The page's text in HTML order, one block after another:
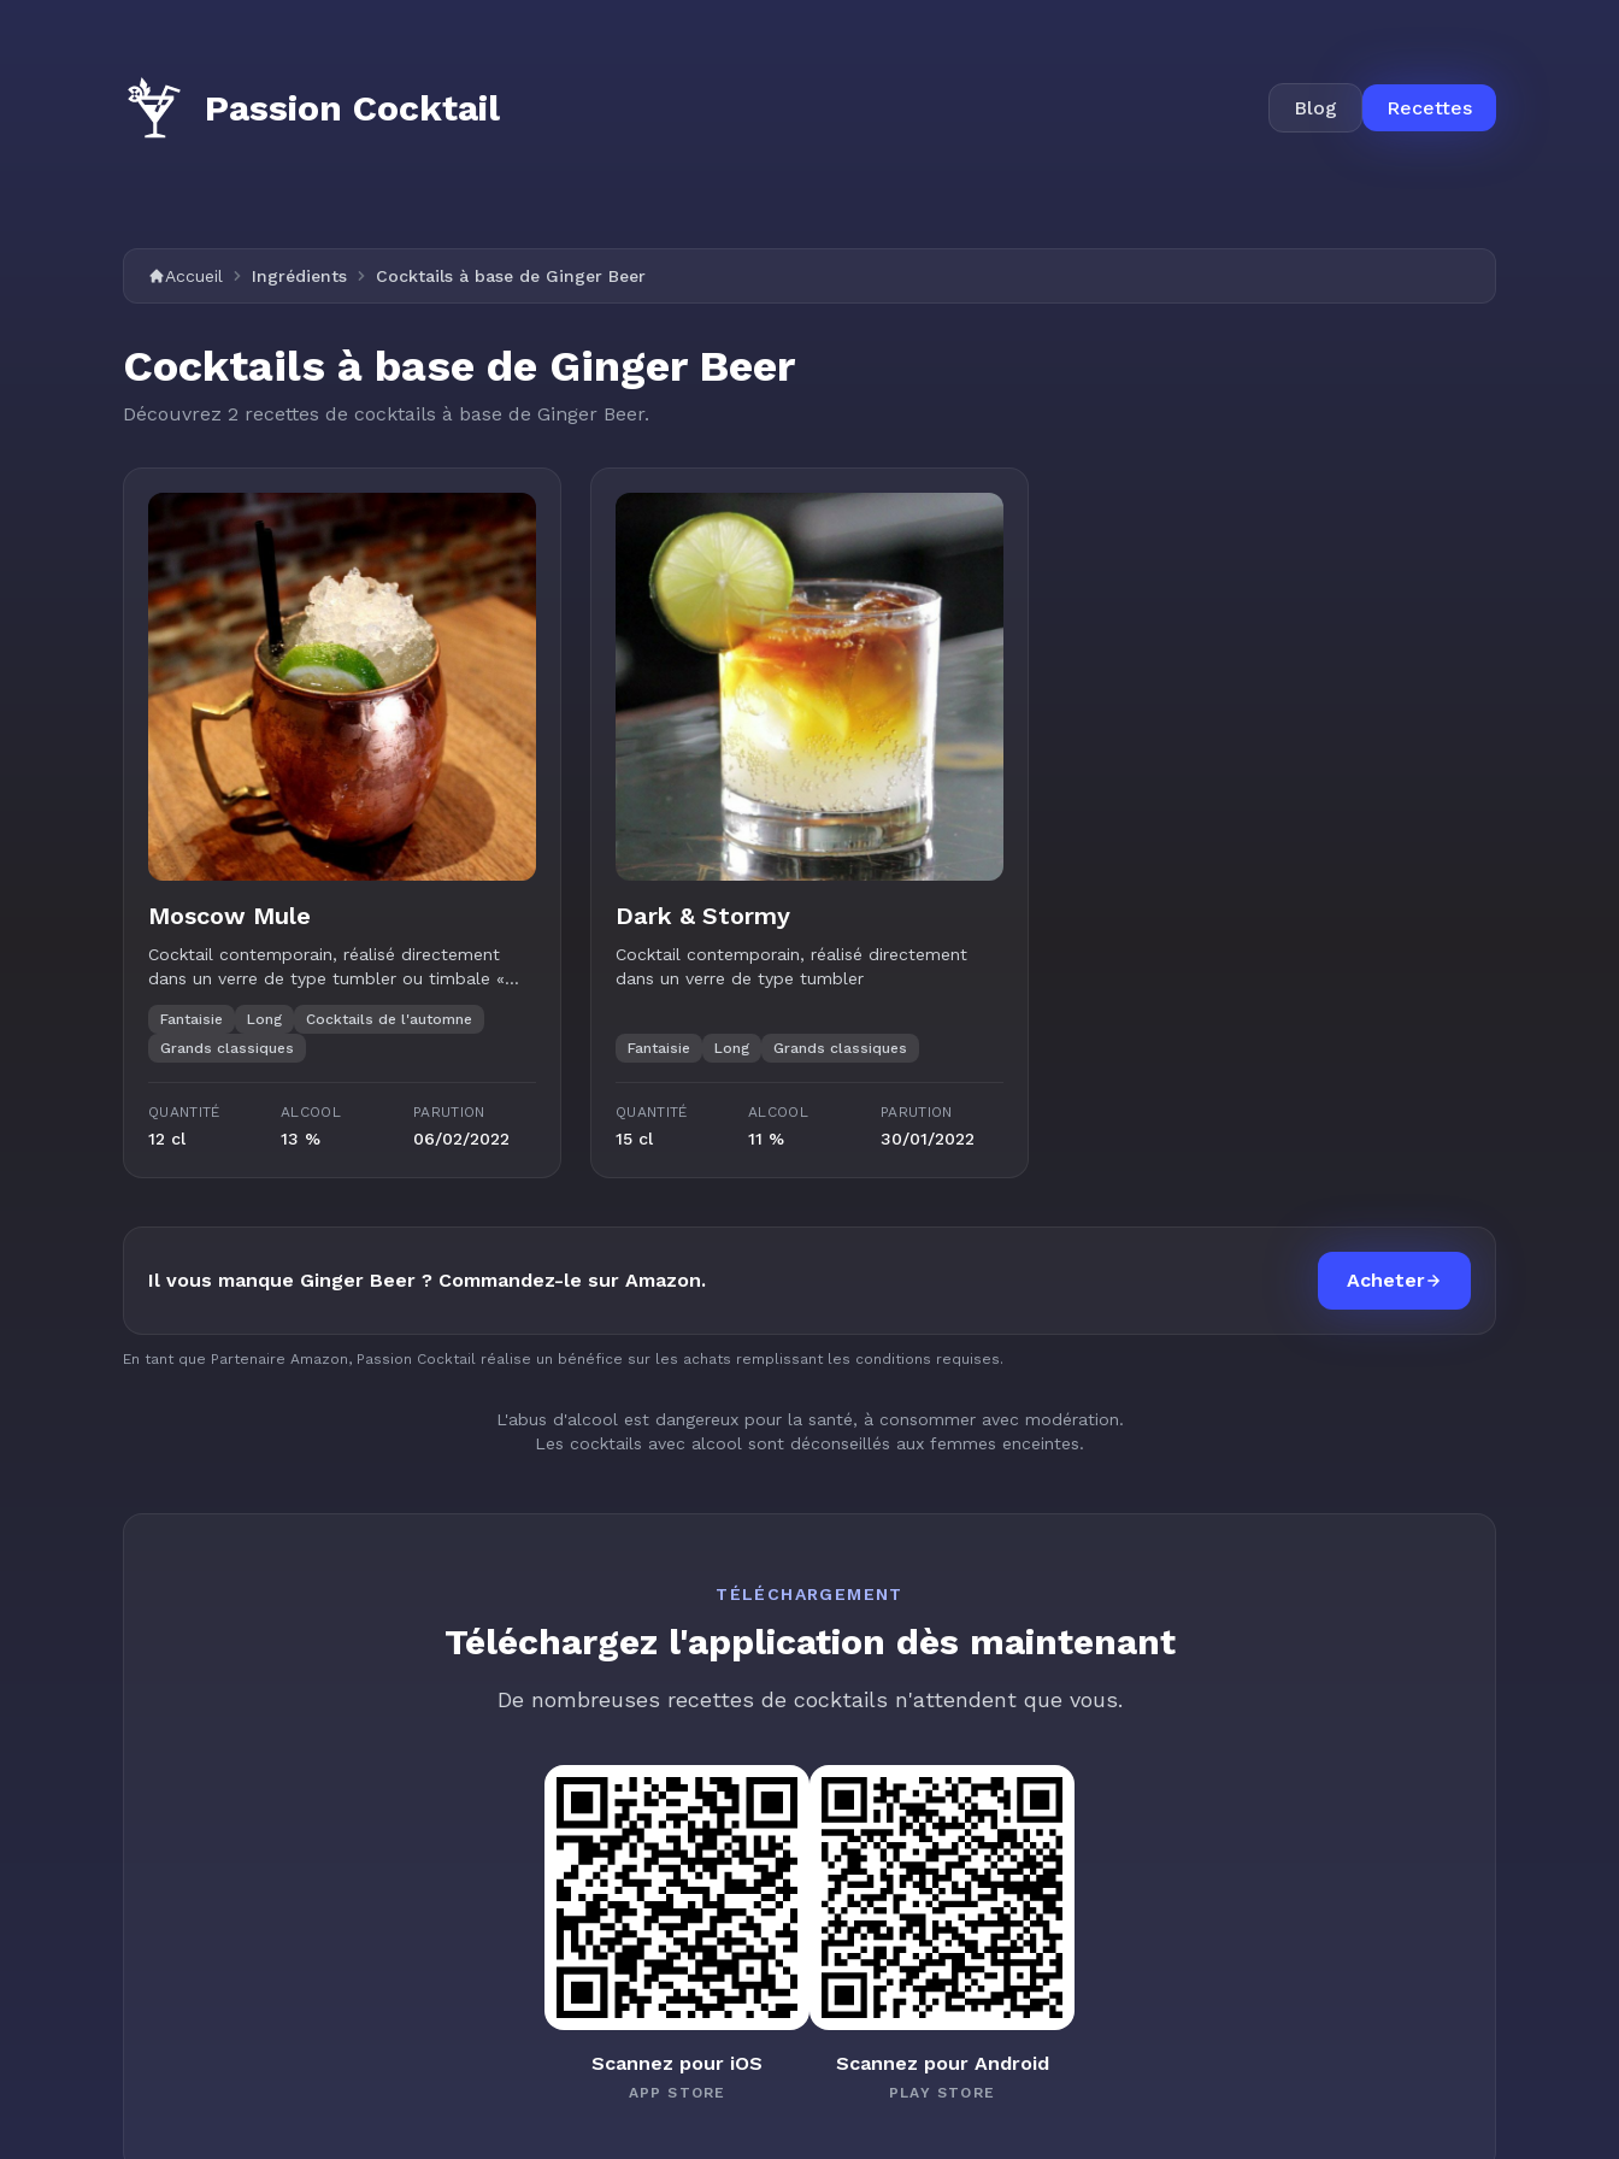
Passion Cocktail Blog Recettes
Accueil Ingrédients Cocktails à base de Ginger Beer
Cocktails à base de Ginger Beer
Découvrez 2 recettes de cocktails à base de Ginger Beer.
Moscow Mule
Cocktail contemporain, réalisé directement
dans un verre de type tumbler ou timbale «
Fantaisie Long
Cocktails de l'automne
Grands classiques
QUANTITÉ
12 cl
ALCOOL
13 %
PARUTION
06/02/2022
Dark & Stormy
Cocktail contemporain, réalisé directement
dans un verre de type tumbler
Fantaisie Long Grands classiques
QUANTITÉ
15 cl
ALCOOL
11 %
PARUTION
30/01/2022
Il vous manque Ginger Beer ? Commandez-le sur Amazon. Acheter
En tant que Partenaire Amazon, Passion Cocktail réalise un bénéfice sur les achats remplissant les conditions requises.
L'abus d'alcool est dangereux pour la santé, à consommer avec modération.
Les cocktails avec alcool sont déconseillés aux femmes enceintes.
TÉLÉCHARGEMENT
Téléchargez l'application dès maintenant
De nombreuses recettes de cocktails n'attendent que vous.
Scannez pour iOS
APP STORE
Scannez pour Android
PLAY STORE